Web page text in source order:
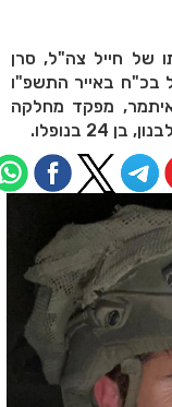
של חייל צה"ל, סרן
בכ"ח באייר התשפ"ו
מאיתמר, מפקד מחלקה